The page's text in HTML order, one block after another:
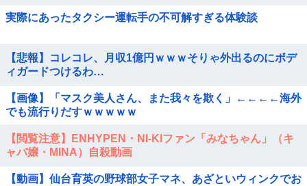
実際にあったタクシー運転手の不可解すぎる体験談
【悲報】コレコレ、月収1億円ｗｗｗそりゃ外出るのにボデ
ィガードつけるわ…
【画像】「マスク美人さん、また我々を欺く」←←←←海外
でも流行りだすｗｗｗｗｗ
【閲覧注意】ENHYPEN・NI-KIファン「みなちゃん」（キ
ャバ嬢・MINA）自殺動画
【動画】仙台育英の野球部女子マネ、あざといウィンクでお